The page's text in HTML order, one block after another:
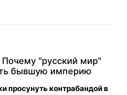
"русский мир"
бывшую империю
просунуть контрабандой в